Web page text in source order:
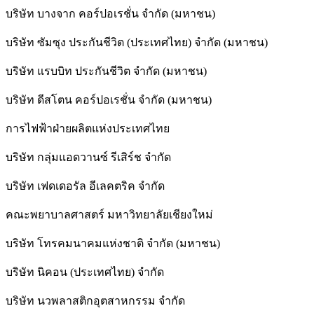
บริษัท บางจาก คอร์ปอเรชั่น จำกัด (มหาชน)
บริษัท ซัมซุง ประกันชีวิต (ประเทศไทย) จำกัด (มหาชน)
บริษัท แรบบิท ประกันชีวิต จำกัด (มหาชน)
บริษัท ดีสโตน คอร์ปอเรชั่น จำกัด (มหาชน)
การไฟฟ้าฝ่ายผลิตแห่งประเทศไทย
บริษัท กลุ่มแอดวานซ์ รีเสิร์ช จำกัด
บริษัท เฟดเดอรัล อีเลคตริค จำกัด
คณะพยาบาลศาสตร์ มหาวิทยาลัยเชียงใหม่
บริษัท โทรคมนาคมแห่งชาติ จำกัด (มหาชน)
บริษัท นิคอน (ประเทศไทย) จำกัด
บริษัท นวพลาสติกอุตสาหกรรม จำกัด